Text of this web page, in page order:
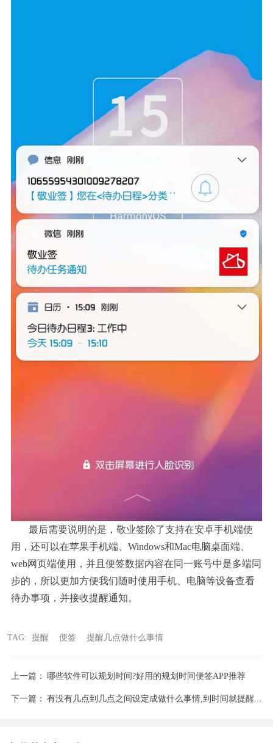
最后需要说明的是，敬业签除了支持在安卓手机端使
用，还可以在苹果手机端、Windows和Mac电脑桌面端、
web网页端使用，并且便签数据内容在同一账号中是多端同
步的，所以更加方便我们随时使用手机、电脑等设备查看
待办事项，并接收提醒通知。
TAG: 提醒 便签 提醒几点做什么事情
上一篇： 哪些软件可以规划时间?好用的规划时间便签APP推荐
下一篇： 有没有几点到几点之间设定成做什么事情,到时间就提醒的便签